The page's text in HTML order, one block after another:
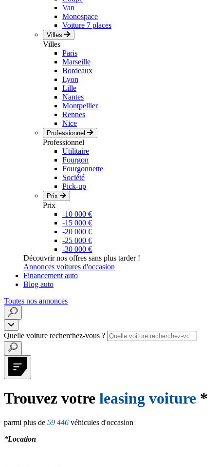
Van
Monospace
Voiture 7 places
Villes
Villes
Paris
Marseille
Bordeaux
Lyon
Lille
Nantes
Montpellier
Rennes
Nice
Professionnel
Professionnel
Utilitaire
Fourgon
Fourgonnette
Société
Pick-up
Prix
Prix
-10 000 €
-15 000 €
-20 000 €
-25 000 €
-30 000 €
Découvrir nos offres sans plus tarder !
Annonces voitures d'occasion
Financement auto
Blog auto
Toutes nos annonces
Quelle voiture recherchez-vous ?
Trouvez votre leasing voiture *
parmi plus de 59 446 véhicules d'occasion
*Location